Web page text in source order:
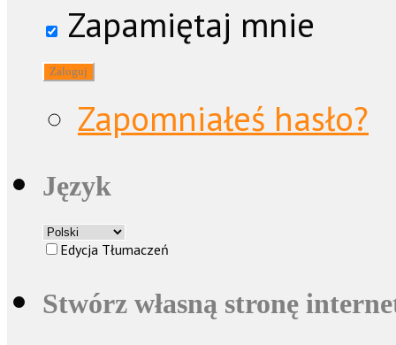
Zapamiętaj mnie
Zapomniałeś hasło?
Język
Edycja Tłumaczeń
Stwórz własną stronę